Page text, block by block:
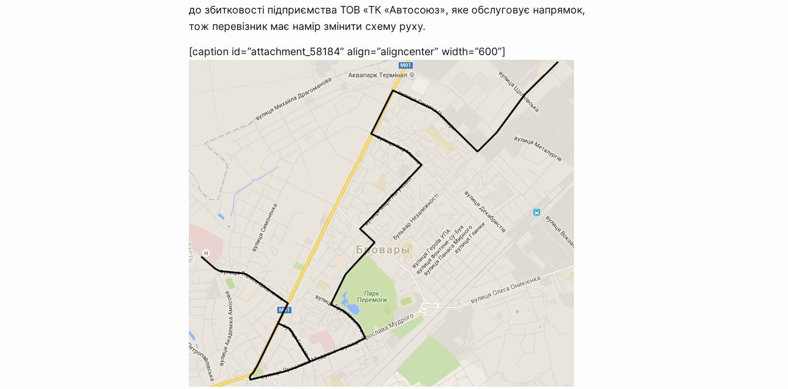
до збитковості підприємства ТОВ «ТК «Автосоюз», яке обслуговує напрямок,
тож перевізник має намір змінити схему руху.
[caption id=”attachment_58184” align=”aligncenter” width=”600”]